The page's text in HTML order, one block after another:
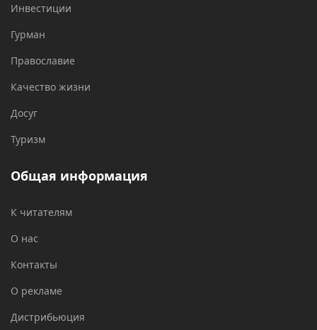
Инвестиции
Гурман
Православие
Качество жизни
Досуг
Туризм
Общая информация
К читателям
О нас
Контакты
О рекламе
Дистрибьюция